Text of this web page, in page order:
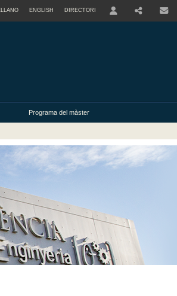
ENGLISH DIRECTORI
Programa del màster